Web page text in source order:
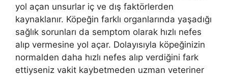
yol açan unsurlar iç ve dış faktörlerden
kaynaklanır. Köpeğin farklı organlarında yaşadığı
sağlık sorunları da semptom olarak hızlı nefes
alıp vermesine yol açar. Dolayısıyla köpeğinizin
normalden daha hızlı nefes alıp verdiğini fark
ettiyseniz vakit kaybetmeden uzman veteriner